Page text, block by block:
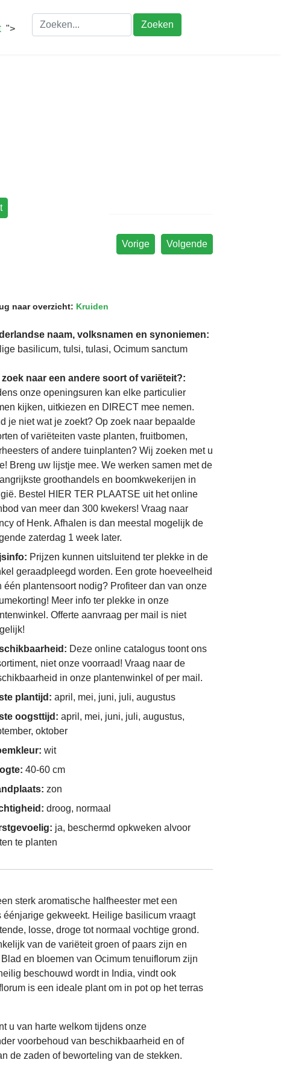
"> Zoeken
Volgende
Vorige
naar overzicht: Kruiden
naam, volksnamen en synoniemen:
basilicum, tulsi, tulasi, Ocimum sanctum
zoek naar een andere soort of variëteit?:
onze openingsuren kan elke particulier
kijken, uitkiezen en DIRECT mee nemen.
je niet wat je zoekt? Op zoek naar bepaalde
of variëteiten vaste planten, fruitbomen,
of andere tuinplanten? Wij zoeken met u
Breng uw lijstje mee. We werken samen met de
groothandels en boomkwekerijen in
Bestel HIER TER PLAATSE uit het online
van meer dan 300 kwekers! Vraag naar
of Henk. Afhalen is dan meestal mogelijk de
zaterdag 1 week later.
Prijzen kunnen uitsluitend ter plekke in de
geraadpleegd worden. Een grote hoeveelheid
één plantensoort nodig? Profiteer dan van onze
Meer info ter plekke in onze
Offerte aanvraag per mail is niet
Deze online catalogus toont ons
niet onze voorraad! Vraag naar de
in onze plantenwinkel of per mail.
plantijd: april, mei, juni, juli, augustus
oogsttijd: april, mei, juni, juli, augustus,
oktober
wit
40-60 cm
zon
droog, normaal
ja, beschermd opkweken alvoor
te planten
sterk aromatische halfheester met een
éénjarige gekweekt. Heilige basilicum vraagt
losse, droge tot normaal vochtige grond.
van de variëteit groen of paars zijn en
en bloemen van Ocimum tenuiflorum zijn
beschouwd wordt in India, vindt ook
is een ideale plant om in pot op het terras
u van harte welkom tijdens onze
voorbehoud van beschikbaarheid en of
de zaden of beworteling van de stekken.